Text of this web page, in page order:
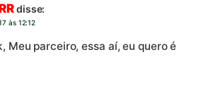
disse:
às 12:12
Meu parceiro, essa aí, eu quero é